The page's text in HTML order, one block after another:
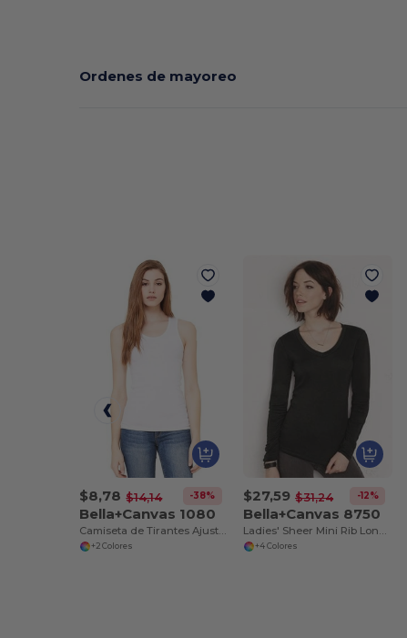
Ordenes de mayoreo
$8,78 $14,14 -38%
Bella+Canvas 1080
Camiseta de Tirantes Ajustada para Mujer
+2 Colores
$27,59 $31,24 -12%
Bella+Canvas 8750
Ladies' Sheer Mini Rib Long Sleeve V-Neck T-Shirt
+4 Colores